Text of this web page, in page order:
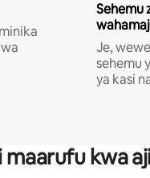
Sehemu
Je,
sehemu
ya kasi
kwa